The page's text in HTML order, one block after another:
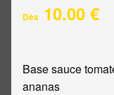
Dès 10.00 €
Base sauce
ananas